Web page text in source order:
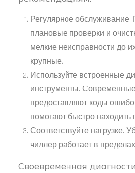
Регулярное обслуживание.
плановые проверки и
мелкие неисправности до
крупные.
Используйте встроенные
инструменты.
предоставляют коды
помогают быстро находить
Соответствуйте нагрузке.
чиллер работает в
Своевременная